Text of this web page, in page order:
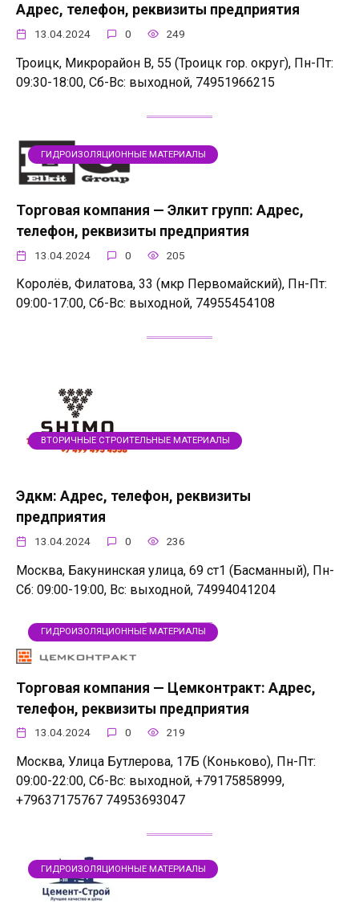
Адрес, телефон, реквизиты предприятия
13.04.2024 0 249
Троицк, Микрорайон В, 55 (Троицк гор. округ), Пн-Пт:
09:30-18:00, Сб-Вс: выходной, 74951966215
ГИДРОИЗОЛЯЦИОННЫЕ МАТЕРИАЛЫ
Торговая компания — Элкит групп: Адрес,
телефон, реквизиты предприятия
13.04.2024 0 205
Королёв, Филатова, 33 (мкр Первомайский), Пн-Пт:
09:00-17:00, Сб-Вс: выходной, 74955454108
ВТОРИЧНЫЕ СТРОИТЕЛЬНЫЕ МАТЕРИАЛЫ
Эдкм: Адрес, телефон, реквизиты
предприятия
13.04.2024 0 236
Москва, Бакунинская улица, 69 ст1 (Басманный), Пн-
Сб: 09:00-19:00, Вс: выходной, 74994041204
ГИДРОИЗОЛЯЦИОННЫЕ МАТЕРИАЛЫ
Торговая компания — Цемконтракт: Адрес,
телефон, реквизиты предприятия
13.04.2024 0 219
Москва, Улица Бутлерова, 17Б (Коньково), Пн-Пт:
09:00-22:00, Сб-Вс: выходной, +79175858999,
+79637175767 74953693047
ГИДРОИЗОЛЯЦИОННЫЕ МАТЕРИАЛЫ